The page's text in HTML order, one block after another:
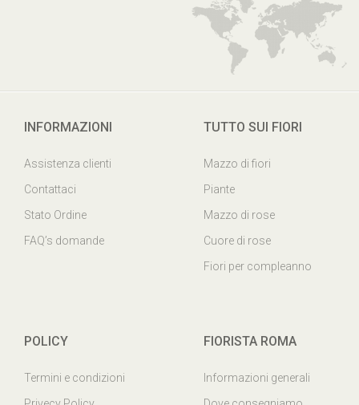
Assistenza clienti
Contattaci
Stato Ordine
Mazzo di fiori
Piante
Mazzo di rose
Cuore di rose
Termini e condizioni
Informazioni generali